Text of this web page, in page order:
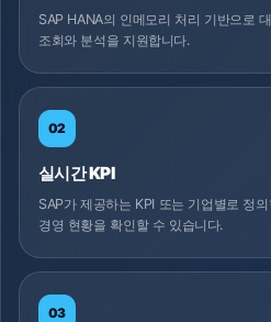
SAP HANA의 인메모리 처리 기반으로
조회와 분석을 지원합니다.
02
실시간 KPI
SAP가 제공하는 KPI 또는 기업별로 정
경영 현황을 확인할 수 있습니다.
03